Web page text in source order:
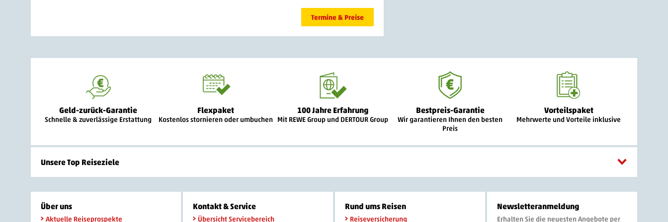
Termine & Preise
Geld-zurück-Garantie
Schnelle & zuverlässige Erstattung
Flexpaket
Kostenlos stornieren oder umbuchen
100 Jahre Erfahrung
Mit REWE Group und DERTOUR Group
Bestpreis-Garantie
Wir garantieren Ihnen den besten
Preis
Vorteilspaket
Mehrwerte und Vorteile inklusive
Unsere Top Reiseziele
Über uns
Aktuelle Reiseprospekte
Kontakt & Service
Übersicht Servicebereich
Rund ums Reisen
Reiseversicherung
Newsletteranmeldung
Erhalten Sie die neuesten Angebote per